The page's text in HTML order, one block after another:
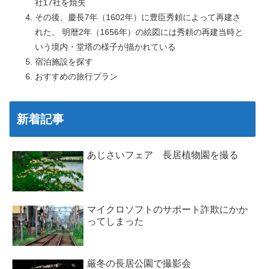
社17社を焼失
その後、慶長7年（1602年）に豊臣秀頼によって再建さ
れた。 明暦2年（1656年）の絵図には秀頼の再建当時と
いう境内・堂塔の様子が描かれている
宿泊施設を探す
おすすめの旅行プラン
新着記事
あじさいフェア 長居植物園を撮る
マイクロソフトのサポート詐欺にかか
ってしまった
厳冬の長居公園で撮影会